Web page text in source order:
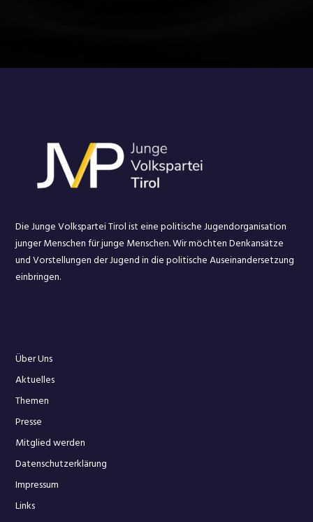
Die Junge Volkspartei Tirol ist eine politische Jugendorganisation
junger Menschen für junge Menschen. Wir möchten Denkansätze
und Vorstellungen der Jugend in die politische Auseinandersetzung
einbringen.
Über Uns
Aktuelles
Themen
Presse
Mitglied werden
Datenschutzerklärung
Impressum
Links